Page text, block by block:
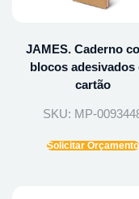
JAMES. Caderno
blocos adesivados
cartão
SKU: MP-
Solicitar Orçamento